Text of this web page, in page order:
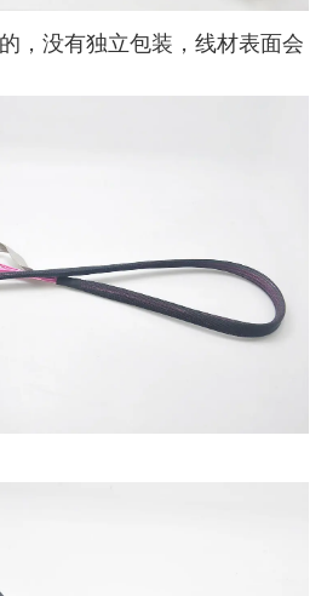
，没有独立包装，线材表面会